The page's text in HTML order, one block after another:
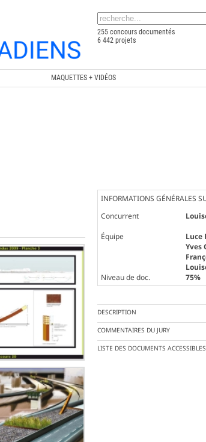
255 concours documentés
6 442 projets
MAQUETTES + VIDÉOS
INFORMATIONS GÉNÉRALES
Concurrent
Équipe
Luce
Yves
Niveau de doc.
75%
DESCRIPTION
COMMENTAIRES DU JURY
LISTE DES DOCUMENTS ACCESSIBLES